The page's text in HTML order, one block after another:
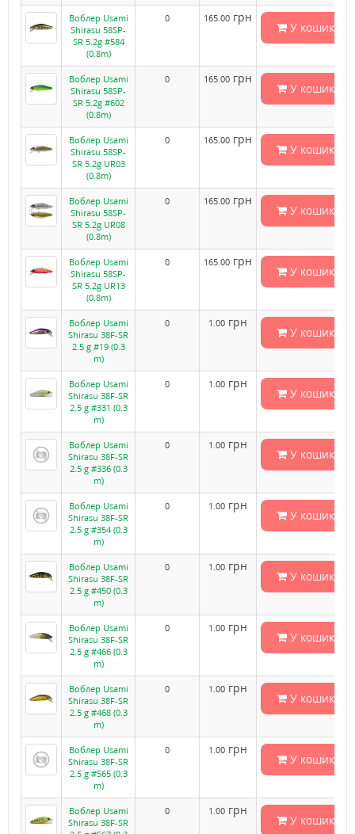
Воблер Usami
Shirasu 58SP-
SR 5.2g #584
(0.8m)
0 165.00 грн
У кошик
Воблер Usami
Shirasu 58SP-
SR 5.2g #602
(0.8m)
0 165.00 грн
У кошик
Воблер Usami
Shirasu 58SP-
SR 5.2g UR03
(0.8m)
0 165.00 грн
У кошик
Воблер Usami
Shirasu 58SP-
SR 5.2g UR08
(0.8m)
0 165.00 грн
У кошик
Воблер Usami
Shirasu 58SP-
SR 5.2g UR13
(0.8m)
0 165.00 грн
У кошик
Воблер Usami
Shirasu 38F-SR
2.5 g #19 (0.3
m)
0 1.00 грн
У кошик
Воблер Usami
Shirasu 38F-SR
2.5 g #331 (0.3
m)
0 1.00 грн
У кошик
Воблер Usami
Shirasu 38F-SR
2.5 g #336 (0.3
m)
0 1.00 грн
У кошик
Воблер Usami
Shirasu 38F-SR
2.5 g #354 (0.3
m)
0 1.00 грн
У кошик
Воблер Usami
Shirasu 38F-SR
2.5 g #450 (0.3
m)
0 1.00 грн
У кошик
Воблер Usami
Shirasu 38F-SR
2.5 g #466 (0.3
m)
0 1.00 грн
У кошик
Воблер Usami
Shirasu 38F-SR
2.5 g #468 (0.3
m)
0 1.00 грн
У кошик
Воблер Usami
Shirasu 38F-SR
2.5 g #565 (0.3
m)
0 1.00 грн
У кошик
Воблер Usami
Shirasu 38F-SR
0 1.00 грн
У кошик